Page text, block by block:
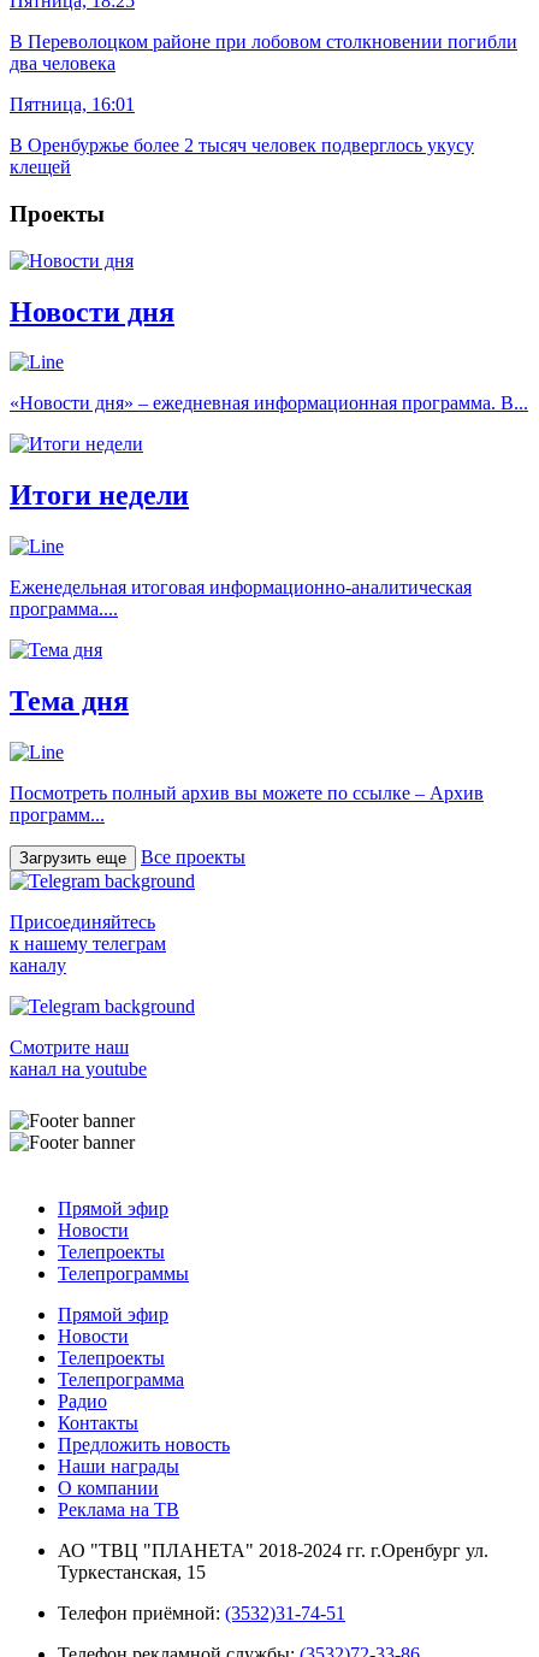
В Переволоцком районе при лобовом столкновении погибли
два человека
Пятница, 16:01
В Оренбуржье более 2 тысяч человек подверглось укусу
клещей
Проекты
Новости дня
«Новости дня» – ежедневная информационная программа. В...
Итоги недели
Еженедельная итоговая информационно-аналитическая
программа....
Тема дня
Посмотреть полный архив вы можете по ссылке – Архив
программ...
Загрузить еще Все проекты
Присоединяйтесь
к нашему телеграм
каналу
Смотрите наш
канал на youtube
Прямой эфир
Новости
Телепроекты
Телепрограммы
Прямой эфир
Новости
Телепроекты
Телепрограмма
Радио
Контакты
Предложить новость
Наши награды
О компании
Реклама на ТВ
АО "ТВЦ "ПЛАНЕТА" 2018-2024 гг. г.Оренбург ул.
Туркестанская, 15
Телефон приёмной: (3532)31-74-51